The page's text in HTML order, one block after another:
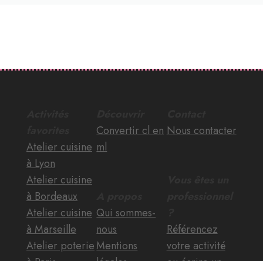
Atelier cuisine
à Lyon
Atelier cuisine
à Bordeaux
Atelier cuisine
à Marseille
Atelier poterie
Convertir cl en
ml
Qui sommes-
nous
Mentions
Nous contacter
Référencez
votre activité